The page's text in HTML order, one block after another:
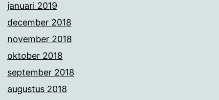
januari 2019
december 2018
november 2018
oktober 2018
september 2018
augustus 2018